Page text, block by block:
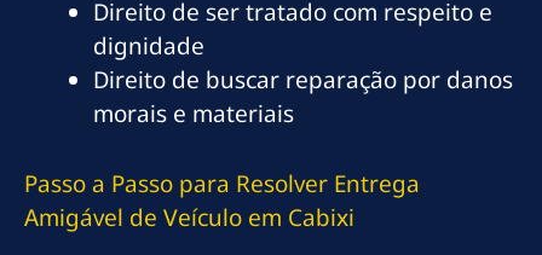
Direito de ser tratado com respeito e
dignidade
Direito de buscar reparação por danos
morais e materiais
Passo a Passo para Resolver Entrega
Amigável de Veículo em Cabixi